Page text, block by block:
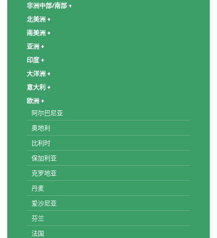
非洲中部/南部 +
北美洲 +
南美洲 +
亚洲 +
印度 +
大洋洲 +
意大利 +
欧洲 +
阿尔巴尼亚
奥地利
比利时
保加利亚
克罗地亚
丹麦
爱沙尼亚
芬兰
法国